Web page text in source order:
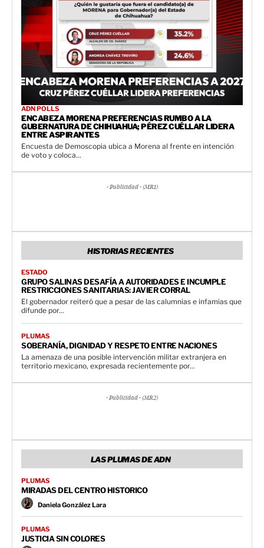
ADN POLLS
ENCABEZA MORENA PREFERENCIAS RUMBO A LA
GUBERNATURA DE CHIHUAHUA; PÉREZ CUÉLLAR LIDERA
ENTRE ASPIRANTES
Encuesta de Demoscopia ubica a Morena al frente en intención
de voto y coloca...
- Publicidad - (MR1)
HISTORIAS RECIENTES
ESTADO
GRUPO SALINAS DESAFÍA A AUTORIDADES E INCUMPLE
RESTRICCIONES SANITARIAS: JAVIER CORRAL
El gobernador reiteró que a pesar de las calumnias e infamias que
difunde por...
PLUMAS
SOBERANÍA, DIGNIDAD Y RESPETO ENTRE NACIONES
La amenaza de una posible intervención militar extranjera en
territorio mexicano, expresada recientemente por...
- Publicidad - (MR2)
LAS PLUMAS DE ADN
PLUMAS
MIRADAS DEL CENTRO HISTORICO
Daniela González Lara
PLUMAS
JUSTICIA SIN COLORES